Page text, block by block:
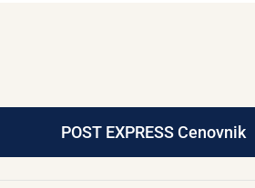
POST EXPRESS Cenovnik